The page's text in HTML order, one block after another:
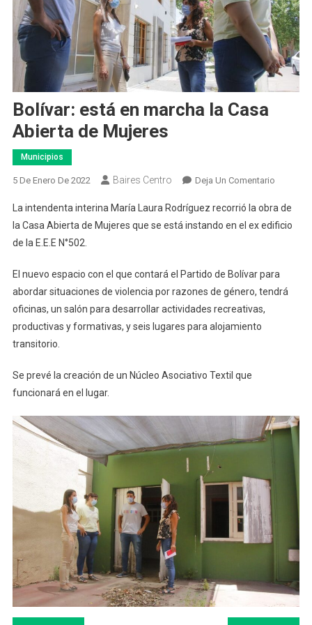
Bolívar: está en marcha la Casa
Abierta de Mujeres
Municipios
5 De Enero De 2022 Baires Centro Deja Un ComentarioEn
Está
En
Casa
Abierta
La intendenta interina María Laura Rodríguez recorrió la obra de
la Casa Abierta de Mujeres que se está instando en el ex edificio
de la E.E.E N°502.
El nuevo espacio con el que contará el Partido de Bolívar para
abordar situaciones de violencia por razones de género, tendrá
oficinas, un salón para desarrollar actividades recreativas,
productivas y formativas, y seis lugares para alojamiento
transitorio.
Se prevé la creación de un Núcleo Asociativo Textil que
funcionará en el lugar.